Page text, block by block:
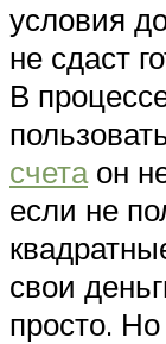
условия
не сдаст
В
счетаон
если не
свои
просто.